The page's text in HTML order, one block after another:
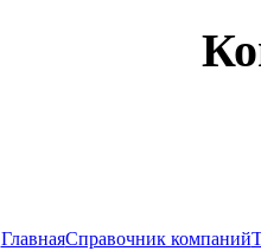
ГлавнаяСправочник компаний